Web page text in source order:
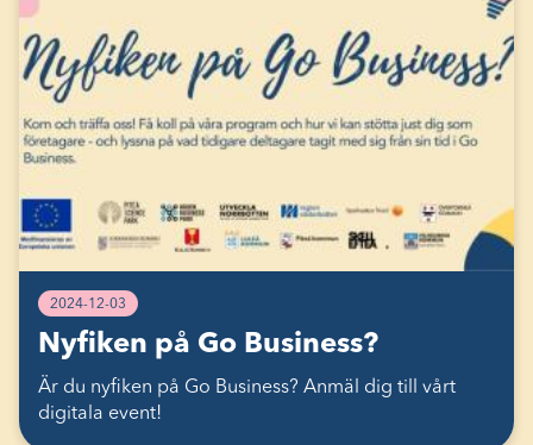
2024-12-03
Nyfiken på Go Business?
Är du nyfiken på Go Business? Anmäl dig till vårt
digitala event!